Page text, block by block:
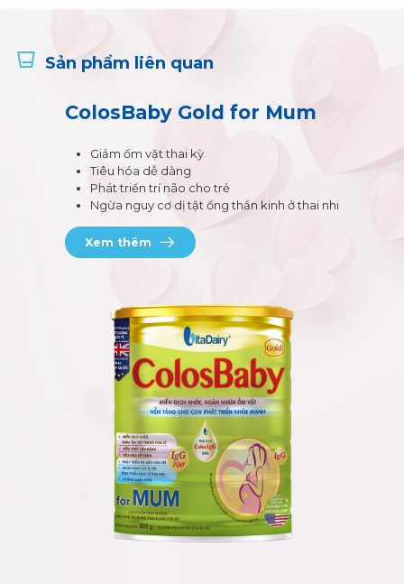
Sản phẩm liên quan
ColosBaby Gold for Mum
Giảm ốm vặt thai kỳ
Tiêu hóa dễ dàng
Phát triển trí não cho trẻ
Ngừa nguy cơ dị tật ống thần kinh ở thai nhi
Xem thêm